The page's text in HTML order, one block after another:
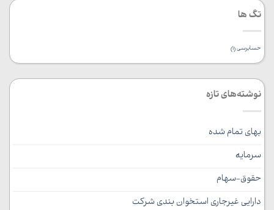
تگ ها
حسابرسی(1)
نوشته‌های تازه
بهای تمام شده
سرمایه
حقوق-سهام
دارایی غیرجاری استخوان بندی شرکت